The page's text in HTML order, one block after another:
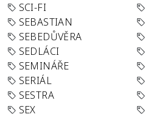
SCI-FI
SEBASTIAN
SEBEDŮVĚRA
SEDLÁCI
SEMINÁŘE
SERIÁL
SESTRA
SEX